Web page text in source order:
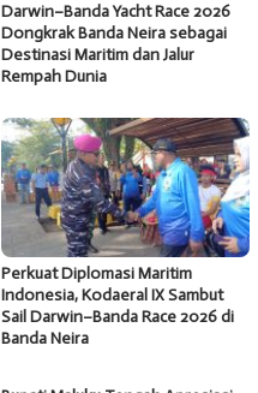
Darwin–Banda Yacht Race 2026
Dongkrak Banda Neira sebagai
Destinasi Maritim dan Jalur
Rempah Dunia
Perkuat Diplomasi Maritim
Indonesia, Kodaeral IX Sambut
Sail Darwin–Banda Race 2026 di
Banda Neira